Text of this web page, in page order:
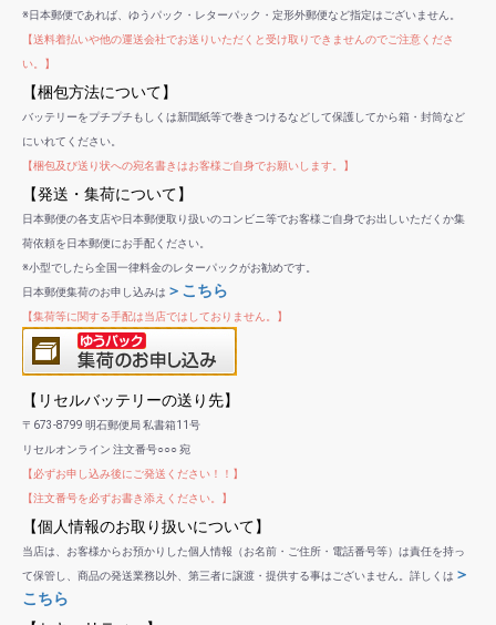
※日本郵便であれば、ゆうパック・レターパック・定形外郵便など指定はございません。
【送料着払いや他の運送会社でお送りいただくと受け取りできませんのでご注意くださ
い。】
【梱包方法について】
バッテリーをプチプチもしくは新聞紙等で巻きつけるなどして保護してから箱・封筒など
にいれてください。
【梱包及び送り状への宛名書きはお客様ご自身でお願いします。】
【発送・集荷について】
日本郵便の各支店や日本郵便取り扱いのコンビニ等でお客様ご自身でお出しいただくか集
荷依頼を日本郵便にお手配ください。
※小型でしたら全国一律料金のレターパックがお勧めです。
日本郵便集荷のお申し込みは ＞こちら
【集荷等に関する手配は当店ではしておりません。】
【リセルバッテリーの送り先】
〒673-8799 明石郵便局 私書箱11号
リセルオンライン 注文番号○○○ 宛
【必ずお申し込み後にご発送ください！！】
【注文番号を必ずお書き添えください。】
【個人情報のお取り扱いについて】
当店は、お客様からお預かりした個人情報（お名前・ご住所・電話番号等）は責任を持っ
て保管し、商品の発送業務以外、第三者に譲渡・提供する事はございません。詳しくは ＞
こちら